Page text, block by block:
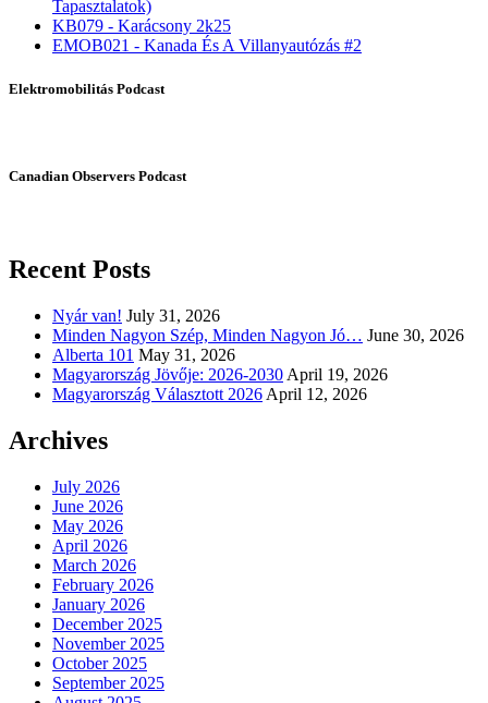
Tapasztalatok)
KB079 - Karácsony 2k25
EMOB021 - Kanada És A Villanyautózás #2
Elektromobilitás Podcast
Canadian Observers Podcast
Recent Posts
Nyár van! July 31, 2026
Minden Nagyon Szép, Minden Nagyon Jó… June 30, 2026
Alberta 101 May 31, 2026
Magyarország Jövője: 2026-2030 April 19, 2026
Magyarország Választott 2026 April 12, 2026
Archives
July 2026
June 2026
May 2026
April 2026
March 2026
February 2026
January 2026
December 2025
November 2025
October 2025
September 2025